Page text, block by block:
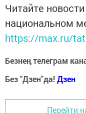
Читайте
национальном
https://max.ru/
Безнең телеграм
Без "Дзен"да!Дзен
Перейти